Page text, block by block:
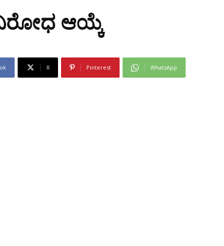
ಆಯ್ಕೆ
X Pinterest WhatsApp